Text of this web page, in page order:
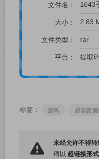
文件名： 1643
大小： 2.83
文件类型： rar
平台： 提取
标签： 源码 易语言
未经允许不得转
请以 超链接形式